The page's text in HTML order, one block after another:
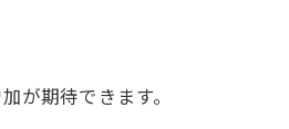
が期待できます。